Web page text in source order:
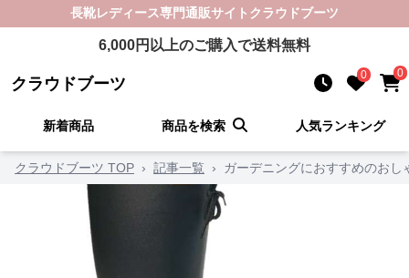
長靴レディース専門通販サイト クラウドブーツ
6,000円以上のご購入で送料無料
クラウドブーツ 0 0
新着商品 商品を検索 人気ランキング
クラウドブーツ TOP › 記事一覧 › ガーデニングにおすすめのお